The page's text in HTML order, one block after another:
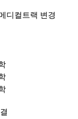
디컬트랙 변경